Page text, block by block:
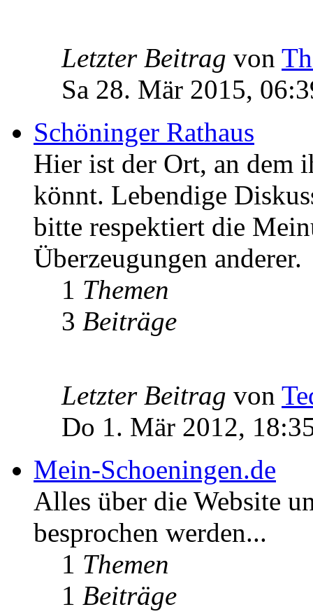
Letzter Beitrag von
Sa 28. Mär 2015,
Schöninger Rathaus
Hier ist der Ort, an dem
könnt. Lebendige
bitte respektiert die
Überzeugungen anderer.
1 Themen
3 Beiträge
Letzter Beitrag von
Do 1. Mär 2012,
Mein-Schoeningen.de
Alles über die Website
besprochen werden...
1 Themen
1 Beiträge